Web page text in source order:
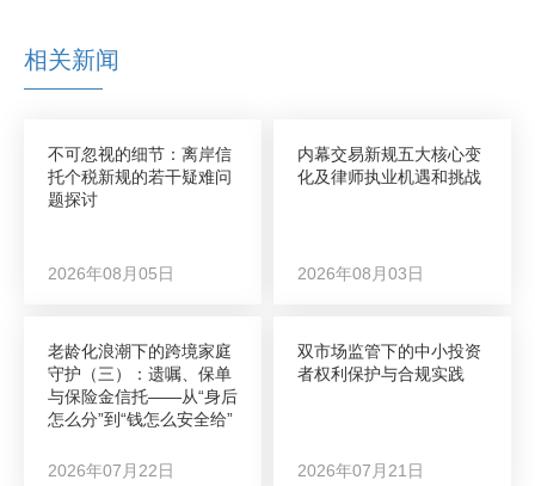
相关新闻
不可忽视的细节：离岸信
托个税新规的若干疑难问
题探讨
2026年08月05日
内幕交易新规五大核心变
化及律师执业机遇和挑战
2026年08月03日
老龄化浪潮下的跨境家庭
守护（三）：遗嘱、保单
与保险金信托——从“身后
怎么分”到“钱怎么安全给”
2026年07月22日
双市场监管下的中小投资
者权利保护与合规实践
2026年07月21日